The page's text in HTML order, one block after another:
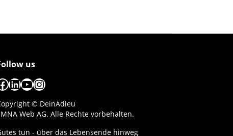
us
LinkedIn
YouTube
Instagram
© DeinAdieu
Web AG. Alle Rechte vorbehalten.
tun - über das Lebensende hinweg